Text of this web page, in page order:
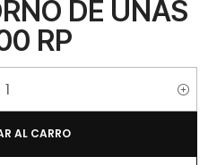
DE UÑAS
RP
AL CARRO